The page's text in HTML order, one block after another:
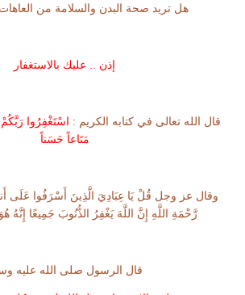
هل تريد صحة البدن والسلامة من
إذن .. عليك بالاستغفار
قال الله تعالى في كتابه الكريم : اسْتَغْفِرُوا رَبَّكُمْ
مَتَاعاً حَسَناً
وقال عز وجل قُلْ يَا عِبَادِيَ الَّذِينَ أَسْرَفُوا عَلَى
رَّحْمَةِ اللَّهِ إِنَّ اللَّهَ يَغْفِرُ الذُّنُوبَ جَمِيعًا إِنَّهُ
قال الرسول صلى الله عليه